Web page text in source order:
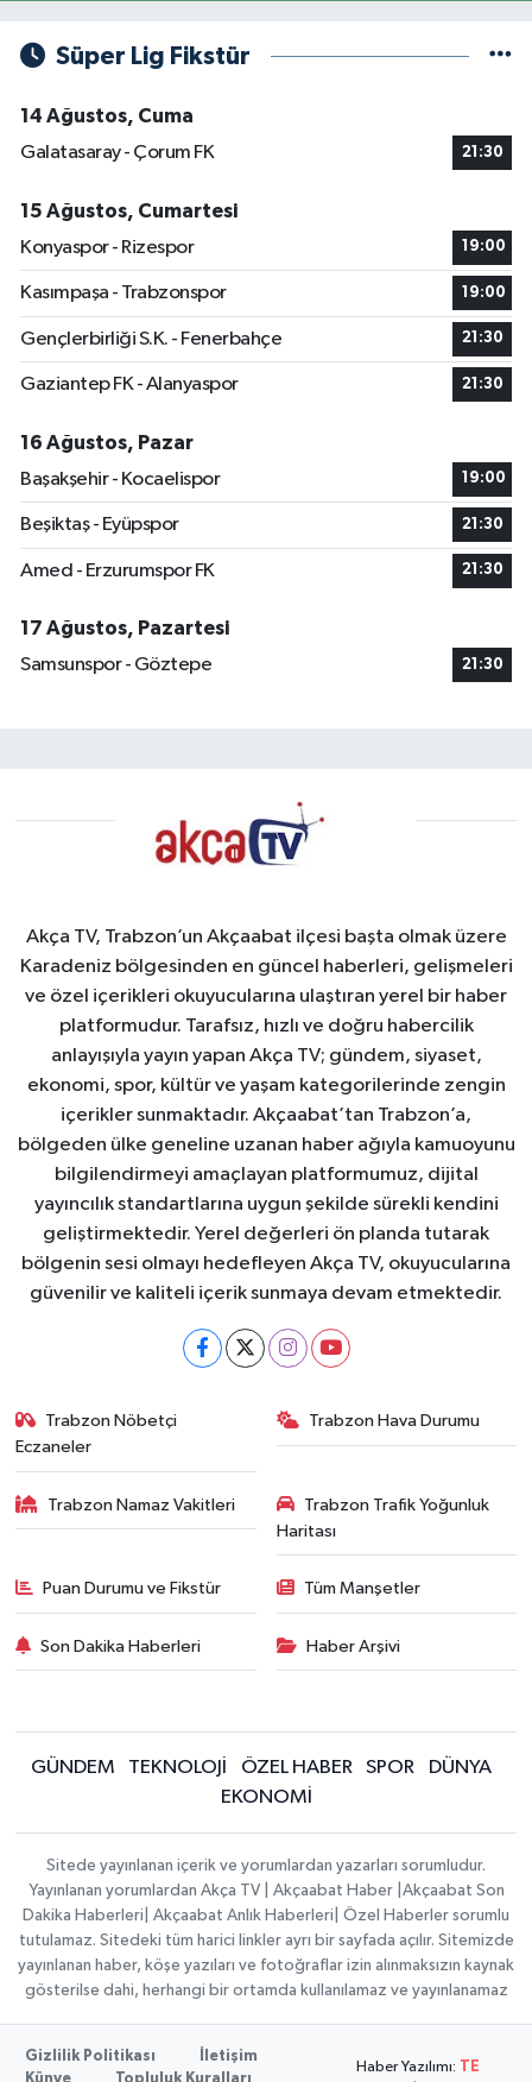
Süper Lig Fikstür
14 Ağustos, Cuma
Galatasaray - Çorum FK
21:30
15 Ağustos, Cumartesi
Konyaspor - Rizespor
19:00
Kasımpaşa - Trabzonspor 19:00
Gençlerbirliği S.K. - Fenerbahçe 21:30
Gaziantep FK - Alanyaspor 21:30
16 Ağustos, Pazar
Başakşehir - Kocaelispor
19:00
Beşiktaş - Eyüpspor 21:30
Amed - Erzurumspor FK 21:30
17 Ağustos, Pazartesi
Samsunspor - Göztepe
21:30
Akça TV, Trabzon’un Akçaabat ilçesi başta olmak üzere
Karadeniz bölgesinden en güncel haberleri, gelişmeleri
ve özel içerikleri okuyucularına ulaştıran yerel bir haber
platformudur. Tarafsız, hızlı ve doğru habercilik
anlayışıyla yayın yapan Akça TV; gündem, siyaset,
ekonomi, spor, kültür ve yaşam kategorilerinde zengin
içerikler sunmaktadır. Akçaabat’tan Trabzon’a,
bölgeden ülke geneline uzanan haber ağıyla kamuoyunu
bilgilendirmeyi amaçlayan platformumuz, dijital
yayıncılık standartlarına uygun şekilde sürekli kendini
geliştirmektedir. Yerel değerleri ön planda tutarak
bölgenin sesi olmayı hedefleyen Akça TV, okuyucularına
güvenilir ve kaliteli içerik sunmaya devam etmektedir.
Trabzon Nöbetçi
Eczaneler
Trabzon Hava Durumu
Trabzon Namaz Vakitleri
Trabzon Trafik Yoğunluk
Haritası
Puan Durumu ve Fikstür Tüm Manşetler
Son Dakika Haberleri Haber Arşivi
GÜNDEM TEKNOLOJİ ÖZEL HABER SPOR
DÜNYA
EKONOMİ
Sitede yayınlanan içerik ve yorumlardan yazarları sorumludur.
Yayınlanan yorumlardan Akça TV | Akçaabat Haber |Akçaabat Son
Dakika Haberleri| Akçaabat Anlık Haberleri| Özel Haberler sorumlu
tutulamaz. Sitedeki tüm harici linkler ayrı bir sayfada açılır. Sitemizde
yayınlanan haber, köşe yazıları ve fotoğraflar izin alınmaksızın kaynak
gösterilse dahi, herhangi bir ortamda kullanılamaz ve yayınlanamaz
Gizlilik Politikası
İletişim
Haber Yazılımı: TE